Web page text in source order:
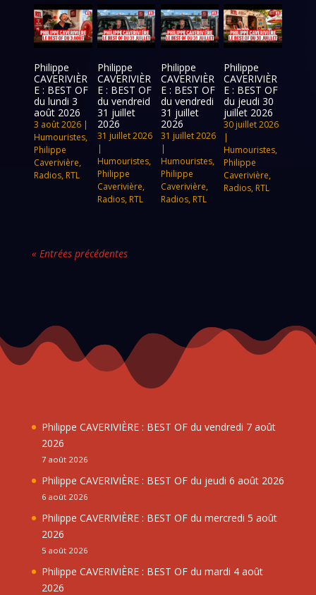
Philippe
CAVERIVIÈR
E : BEST OF
du lundi 3
août 2026
3 août 2026 |
Humouristes,
Philippe
Caverivière,
Radios, RTL
Philippe
CAVERIVIÈR
E : BEST OF
du vendreid
31 juillet
2026
31 juillet 2026
|
Humouristes,
Philippe
Caverivière,
Radios, RTL
Philippe
CAVERIVIÈR
E : BEST OF
du vendredi
31 juillet
2026
31 juillet 2026
|
Humouristes,
Philippe
Caverivière,
Radios, RTL
Philippe
CAVERIVIÈR
E : BEST OF
du jeudi 30
juillet 2026
30 juillet 2026
|
Humouristes,
Philippe
Caverivière,
Radios, RTL
« Entrées précédentes
Philippe CAVERIVIÈRE : BEST OF du vendredi 7 août
2026
7 août 2026
Philippe CAVERIVIÈRE : BEST OF du jeudi 6 août 2026
6 août 2026
Philippe CAVERIVIÈRE : BEST OF du mercredi 5 août
2026
5 août 2026
Philippe CAVERIVIÈRE : BEST OF du mardi 4 août
2026